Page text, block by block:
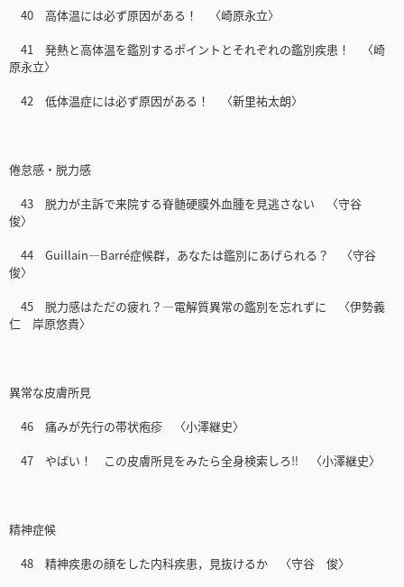
40 高体温には必ず原因がある！ 〈崎原永立〉
41 発熱と高体温を鑑別するポイントとそれぞれの鑑別疾患！ 〈崎
原永立〉
42 低体温症には必ず原因がある！ 〈新里祐太朗〉
倦怠感・脱力感
43 脱力が主訴で来院する脊髄硬膜外血腫を見逃さない 〈守谷
俊〉
44 Guillain—Barré症候群，あなたは鑑別にあげられる？ 〈守谷
俊〉
45 脱力感はただの疲れ？―電解質異常の鑑別を忘れずに 〈伊勢義
仁 岸原悠貴〉
異常な皮膚所見
46 痛みが先行の帯状疱疹 〈小澤継史〉
47 やばい！ この皮膚所見をみたら全身検索しろ‼ 〈小澤継史〉
精神症候
48 精神疾患の顔をした内科疾患，見抜けるか 〈守谷 俊〉